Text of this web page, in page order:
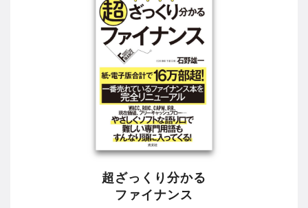
超ざっくり分かる
ファイナンス